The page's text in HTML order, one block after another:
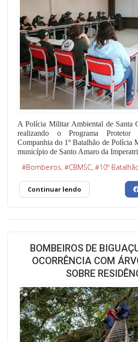
A Polícia Militar Ambiental de Santa
realizando o Programa
Companhia do 1º Batalhão de Polícia
município de Santo Amaro da
Bombeiros CBMSC 10º
Continuar lendo
BOMBEIROS DE
OCORRÊNCIA COM
SOBRE